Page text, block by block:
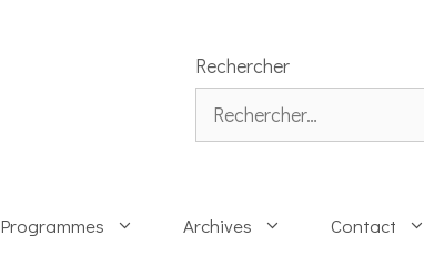
Rechercher
Rechercher :
Programmes Archives Contact